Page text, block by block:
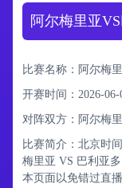
阿尔梅里亚
比赛名称：阿尔梅
开赛时间：2026-06-
对阵双方：阿尔梅
比赛简介：北京时
梅里亚 VS 巴利亚
本页面以免错过直